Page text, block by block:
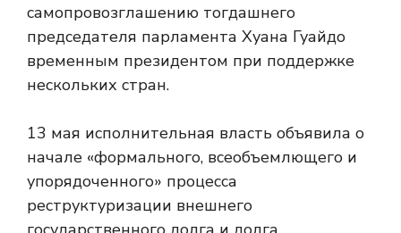
самопровозглашению тогдашнего
председателя парламента Хуана Гуайдо
временным президентом при поддержке
нескольких стран.
13 мая исполнительная власть объявила о
начале «формального, всеобъемлющего и
упорядоченного» процесса
реструктуризации внешнего